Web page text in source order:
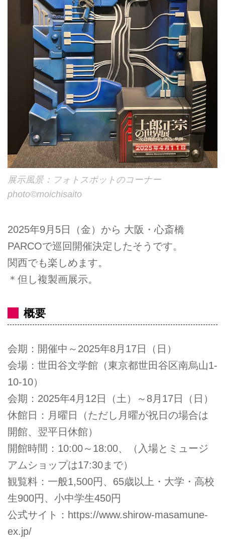
展示風景：フォトスポットのコーナー
photo©︎moichisaito
2025年9月5日（金）から 大阪・心斎橋
PARCOで巡回開催決定したそうです。
関西でも楽しめます。
＊但し複製画展示。
概要
会期：開催中～2025年8月17日（日）
会場：世田谷文学館（東京都世田谷区南烏山1-
10-10）
会期：2025年4月12日（土）～8月17日（日）
休館日：月曜日（ただし月曜が祝日の場合は
開館、翌平日休館）
開館時間：10:00～18:00、（入場とミュージ
アムショップは17:30まで）
観覧料：一般1,500円、65歳以上・大学・高校
生900円、小中学生450円
公式サイト： https://www.shirow-masamune-
ex.jp/